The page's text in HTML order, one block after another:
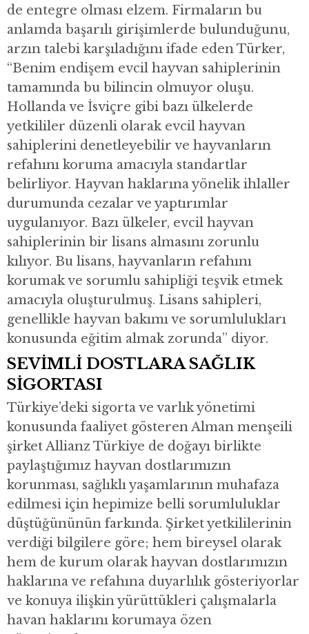
de entegre olması elzem. Firmaların bu
anlamda başarılı girişimlerde bulunduğunu,
arzın talebi karşıladığını ifade eden Türker,
“Benim endişem evcil hayvan sahiplerinin
tamamında bu bilincin olmuyor oluşu.
Hollanda ve İsviçre gibi bazı ülkelerde
yetkililer düzenli olarak evcil hayvan
sahiplerini denetleyebilir ve hayvanların
refahını koruma amacıyla standartlar
belirliyor. Hayvan haklarına yönelik ihlaller
durumunda cezalar ve yaptırımlar
uygulanıyor. Bazı ülkeler, evcil hayvan
sahiplerinin bir lisans almasını zorunlu
kılıyor. Bu lisans, hayvanların refahını
korumak ve sorumlu sahipliği teşvik etmek
amacıyla oluşturulmuş. Lisans sahipleri,
genellikle hayvan bakımı ve sorumlulukları
konusunda eğitim almak zorunda” diyor.
SEVİMLİ DOSTLARA SAĞLIK
SİGORTASI
Türkiye’deki sigorta ve varlık yönetimi
konusunda faaliyet gösteren Alman menşeili
şirket Allianz Türkiye de doğayı birlikte
paylaştığımız hayvan dostlarımızın
korunması, sağlıklı yaşamlarının muhafaza
edilmesi için hepimize belli sorumluluklar
düştüğününün farkında. Şirket yetkililerinin
verdiği bilgilere göre; hem bireysel olarak
hem de kurum olarak hayvan dostlarımızın
haklarına ve refahına duyarlılık gösteriyorlar
ve konuya ilişkin yürüttükleri çalışmalarla
havan haklarını korumaya özen